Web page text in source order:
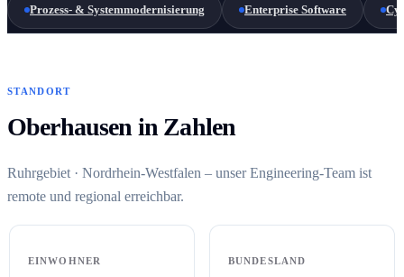
Prozess- & Systemmodernisierung Enterprise Software
STANDORT
Oberhausen in Zahlen
Ruhrgebiet · Nordrhein-Westfalen – unser Engineering-Team ist
remote und regional erreichbar.
EINWOHNER BUNDESLAND